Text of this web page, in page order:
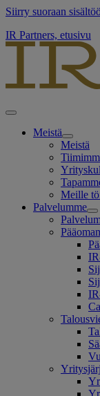
Siirry suoraan
IR Partners, etusivu
Meistä
Meistä
Meille
Palvelumme